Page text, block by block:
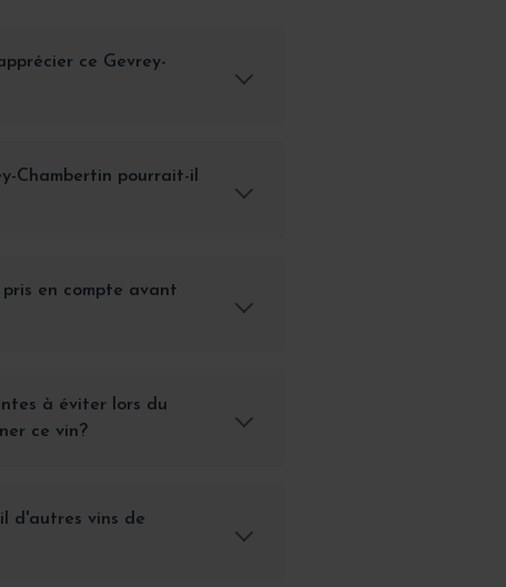
ce Gevrey-
Chambertin pourrait-il
en compte avant
à éviter lors du
ce vin?
d'autres vins de